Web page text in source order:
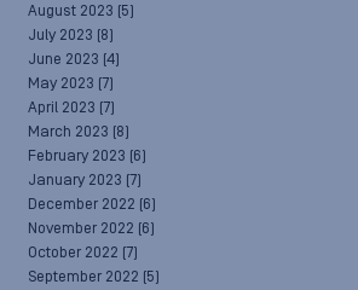
August 2023 (5)
July 2023 (8)
June 2023 (4)
May 2023 (7)
April 2023 (7)
March 2023 (8)
February 2023 (6)
January 2023 (7)
December 2022 (6)
November 2022 (6)
October 2022 (7)
September 2022 (5)